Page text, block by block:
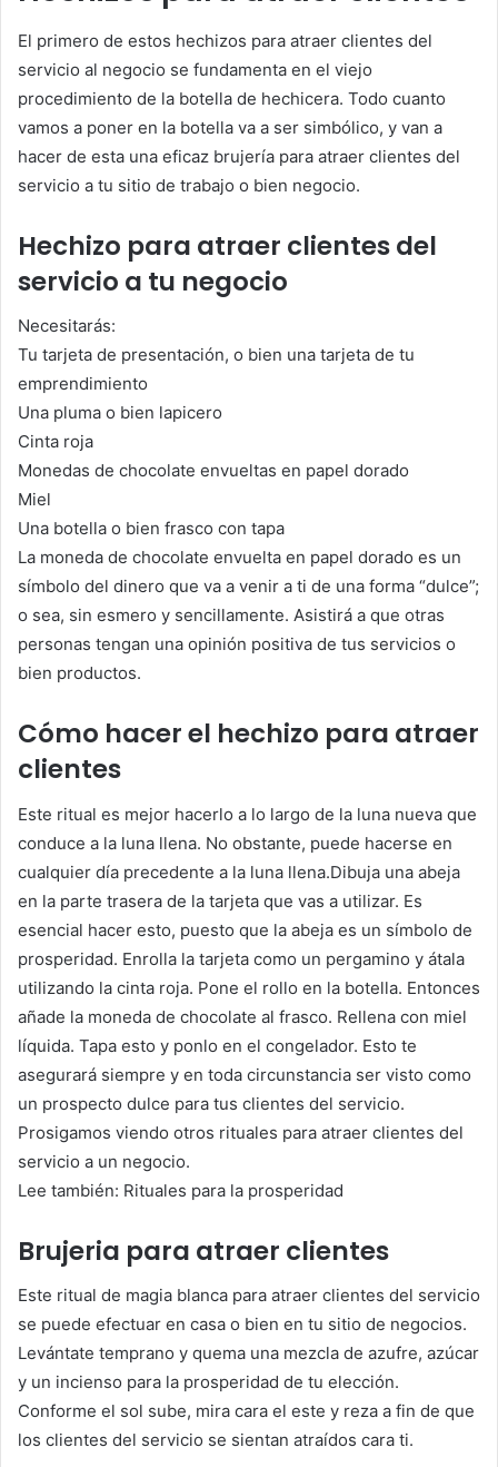
El primero de estos hechizos para atraer clientes del
servicio al negocio se fundamenta en el viejo
procedimiento de la botella de hechicera. Todo cuanto
vamos a poner en la botella va a ser simbólico, y van a
hacer de esta una eficaz brujería para atraer clientes del
servicio a tu sitio de trabajo o bien negocio.
Hechizo para atraer clientes del
servicio a tu negocio
Necesitarás:
Tu tarjeta de presentación, o bien una tarjeta de tu
emprendimiento
Una pluma o bien lapicero
Cinta roja
Monedas de chocolate envueltas en papel dorado
Miel
Una botella o bien frasco con tapa
La moneda de chocolate envuelta en papel dorado es un
símbolo del dinero que va a venir a ti de una forma “dulce”;
o sea, sin esmero y sencillamente. Asistirá a que otras
personas tengan una opinión positiva de tus servicios o
bien productos.
Cómo hacer el hechizo para atraer
clientes
Este ritual es mejor hacerlo a lo largo de la luna nueva que
conduce a la luna llena. No obstante, puede hacerse en
cualquier día precedente a la luna llena.Dibuja una abeja
en la parte trasera de la tarjeta que vas a utilizar. Es
esencial hacer esto, puesto que la abeja es un símbolo de
prosperidad. Enrolla la tarjeta como un pergamino y átala
utilizando la cinta roja. Pone el rollo en la botella. Entonces
añade la moneda de chocolate al frasco. Rellena con miel
líquida. Tapa esto y ponlo en el congelador. Esto te
asegurará siempre y en toda circunstancia ser visto como
un prospecto dulce para tus clientes del servicio.
Prosigamos viendo otros rituales para atraer clientes del
servicio a un negocio.
Lee también: Rituales para la prosperidad
Brujeria para atraer clientes
Este ritual de magia blanca para atraer clientes del servicio
se puede efectuar en casa o bien en tu sitio de negocios.
Levántate temprano y quema una mezcla de azufre, azúcar
y un incienso para la prosperidad de tu elección.
Conforme el sol sube, mira cara el este y reza a fin de que
los clientes del servicio se sientan atraídos cara ti.